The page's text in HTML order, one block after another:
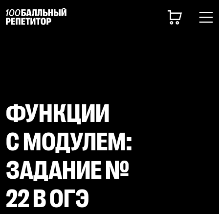
ФУНКЦИИ
С МОДУЛЕМ:
ЗАДАНИЕ №
22 В ОГЭ